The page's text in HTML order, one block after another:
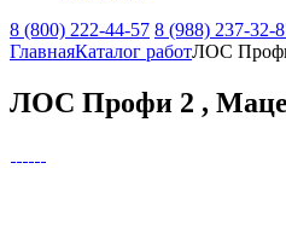
8 (800) 222-44-57 8 (988) 237-32-
ГлавнаяКаталог работЛОС
ЛОС Профи 2 ,